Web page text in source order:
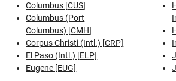
Columbus [CUS]
Columbus (Port
Columbus) [CMH]
Corpus Christi (Intl.) [CRP]
El Paso (Intl.) [ELP]
Eugene [EUG]